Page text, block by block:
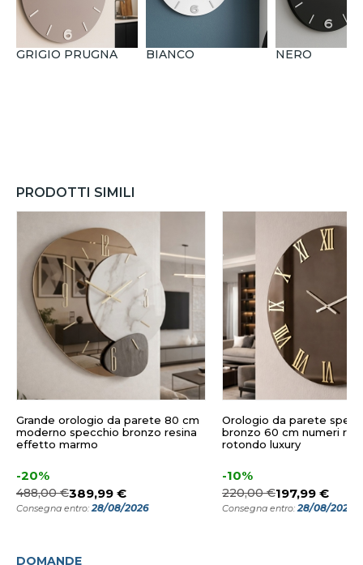
GRIGIO PRUGNA BIANCO NERO
PRODOTTI SIMILI
Grande orologio da parete 80 cm
moderno specchio bronzo resina
effetto marmo
-20%
488,00 €389,99 €
Consegna entro:28/08/2026
Orologio da parete
bronzo 60 cm numeri
rotondo luxury
-10%
220,00 €197,99 €
Consegna entro:28/08/2026
DOMANDE